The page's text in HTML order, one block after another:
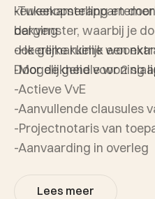
keukenopstelling en
dakvenster, waarbij je
ook gemakkelijk een
Door de gehele woning
-
berging
-Heerlijke ruime
-Mogelijkheid voor 2
-Actieve VvE
-Aanvullende clausules
-Projectnotaris van
-Aanvaarding in overleg
Lees meer